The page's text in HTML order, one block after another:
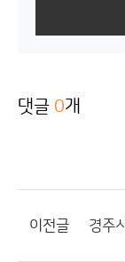
댓글 0개
이전글 경주